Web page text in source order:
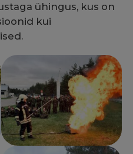
ühingus, kus on
kui